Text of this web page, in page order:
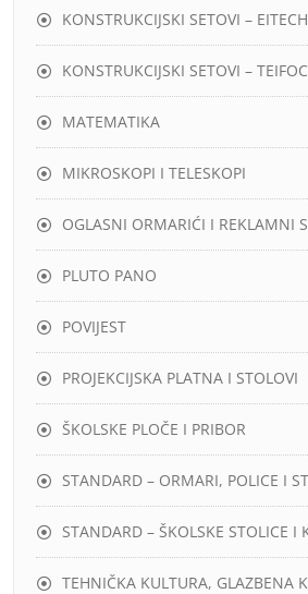
KONSTRUKCIJSKI SETOVI – EITECH
KONSTRUKCIJSKI SETOVI – TEIFOC
MATEMATIKA
MIKROSKOPI I TELESKOPI
OGLASNI ORMARIĆI I REKLAMNI
PLUTO PANO
POVIJEST
PROJEKCIJSKA PLATNA I STOLOVI
ŠKOLSKE PLOČE I PRIBOR
STANDARD – ORMARI, POLICE I
STANDARD – ŠKOLSKE STOLICE I
TEHNIČKA KULTURA, GLAZBENA